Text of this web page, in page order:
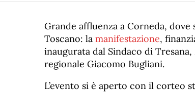
Grande affluenza a Corneda,
Toscano: la manifestazione,
inaugurata dal Sindaco di
regionale Giacomo Bugliani.
L’evento si è aperto con il corteo